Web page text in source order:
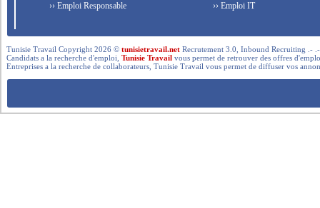
›› Emploi Responsable
›› Emploi IT
Tunisie Travail Copyright 2026 ©tunisietravail.net Recrutement 3.0, Inbound Recruiting .-
Candidats a la recherche d'emploi,Tunisie Travail vous permet de retrouver des offres
Entreprises a la recherche de collaborateurs, Tunisie Travail vous permet de diffuser vos